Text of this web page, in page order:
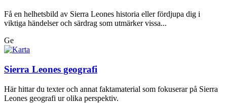
Få en helhetsbild av Sierra Leones historia eller fördjupa dig i
viktiga händelser och särdrag som utmärker vissa...
Ge
Sierra Leones geografi
Här hittar du texter och annat faktamaterial som fokuserar på Sierra
Leones geografi ur olika perspektiv.